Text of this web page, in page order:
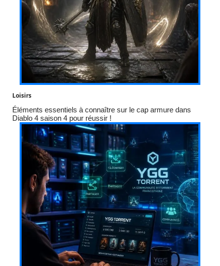
Loisirs
Éléments essentiels à connaître sur le cap armure dans
Diablo 4 saison 4 pour réussir !